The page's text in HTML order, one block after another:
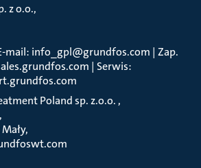
z o.o.
mail: info_gpl@grundfos.com | Zap.
| Serwis:
Poland sp. z.o.o.